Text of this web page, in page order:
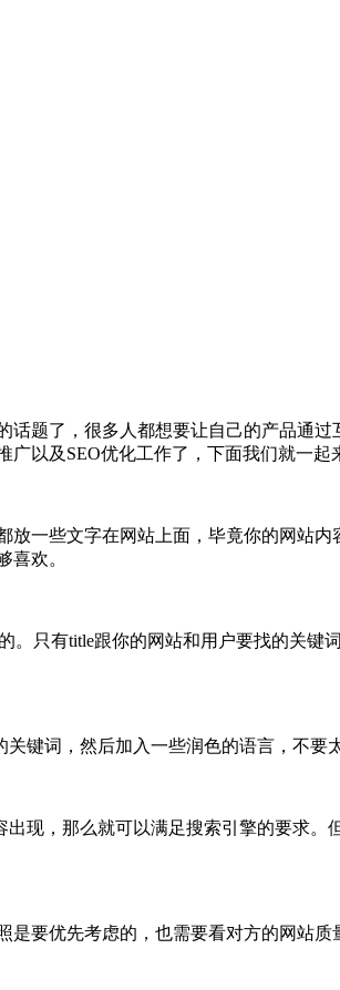
题了，很多人都想要让自己的产品通
以及SEO优化工作了，下面我们就一起
一些文字在网站上面，毕竟你的网站
喜欢。
只有title跟你的网站和用户要找的关键
词，然后加入一些润色的语言，不要
，那么就可以满足搜索引擎的要求。
要优先考虑的，也需要看对方的网站质